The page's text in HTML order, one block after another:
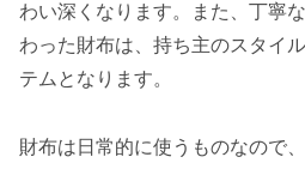
わい深くなります。また、丁寧
わった財布は、持ち主のスタイ
テムとなります。
財布は日常的に使うものなので